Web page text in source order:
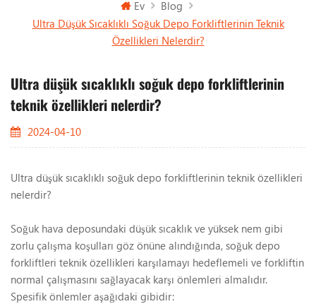
Ev
Blog
Ultra Düşük Sıcaklıklı Soğuk Depo Forkliftlerinin Teknik
Özellikleri Nelerdir?
Ultra düşük sıcaklıklı soğuk depo forkliftlerinin
teknik özellikleri nelerdir?
2024-04-10
Ultra düşük sıcaklıklı soğuk depo forkliftlerinin teknik özellikleri
nelerdir?
Soğuk hava deposundaki düşük sıcaklık ve yüksek nem gibi
zorlu çalışma koşulları göz önüne alındığında, soğuk depo
forkliftleri teknik özellikleri karşılamayı hedeflemeli ve forkliftin
normal çalışmasını sağlayacak karşı önlemleri almalıdır.
Spesifik önlemler aşağıdaki gibidir: